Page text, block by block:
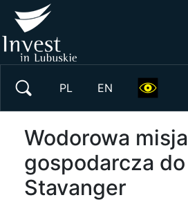
PL EN
Wodorowa misja
gospodarcza do
Stavanger
Wyszukaj w serwisie